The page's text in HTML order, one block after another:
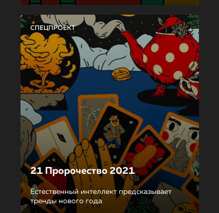
СПЕЦПРОЕКТ
21 Пророчество 2021
Естественный интеллект предсказывает
тренды нового года